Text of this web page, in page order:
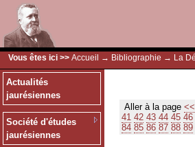
Vous êtes ici >> Accueil → Bibliographie → La
Actualités
jaurésiennes
Société d'études
jaurésiennes
Aller à la page <<
41 42 43 44 45 46
84 85 86 87 88 89